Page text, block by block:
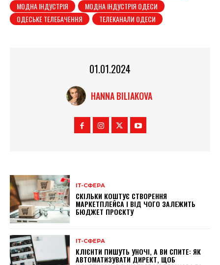
МОДНА ІНДУСТРІЯ
МОДНА ІНДУСТРІЯ ОДЕСИ
ОДЕСЬКЕ ТЕЛЕБАЧЕННЯ
ТЕЛЕКАНАЛИ ОДЕСИ
01.01.2024
HANNA BILIAKOVA
ІТ-СФЕРА
СКІЛЬКИ КОШТУЄ СТВОРЕННЯ
МАРКЕТПЛЕЙСА І ВІД ЧОГО ЗАЛЕЖИТЬ
БЮДЖЕТ ПРОЄКТУ
ІТ-СФЕРА
КЛІЄНТИ ПИШУТЬ УНОЧІ, А ВИ СПИТЕ: ЯК
АВТОМАТИЗУВАТИ ДИРЕКТ, ЩОБ